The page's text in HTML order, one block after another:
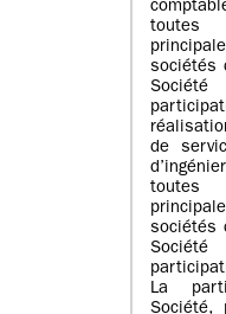
sociétés
de
sociétés
La
Société,